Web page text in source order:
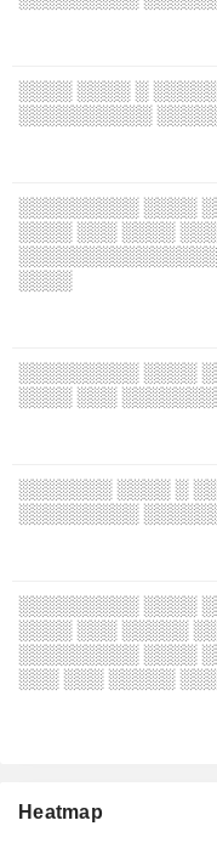
░░░░ ░░░░ ░
░░░░░░░░░░
░░░░░░░░░ ░░░░
░░░░ ░░░ ░░░░
░░░░
░░░░░░░░░ ░░░░
░░░░ ░░░
░░░░░░░ ░░░░ ░
░░░░░░░░░
░░░░░░░░░ ░░░░
░░░░ ░░░ ░░░░░
░░░░░░░░░ ░░░░
░░░ ░░░ ░░░░░
Heatmap